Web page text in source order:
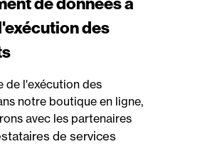
des
de l'exécution des
notre boutique en ligne,
avec les partenaires
de services